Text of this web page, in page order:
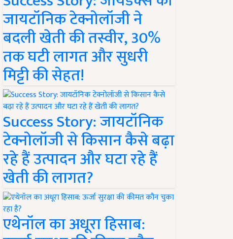
जायटॉनिक टेक्नोलॉजी ने
बदली खेती की तस्वीर, 30%
तक घटी लागत और सुधरी
मिट्टी की सेहत!
Success Story: जायटॉनिक
टेक्नोलॉजी से किसान कैसे बढ़ा
रहे हैं उत्पादन और घटा रहे हैं
खेती की लागत?
एथेनॉल का अधूरा हिसाब: